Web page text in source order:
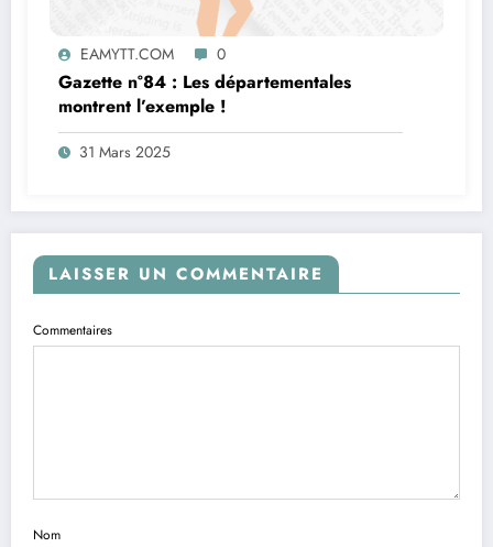
EAMYTT.COM 0
Gazette n°84 : Les départementales
montrent l’exemple !
31 Mars 2025
LAISSER UN COMMENTAIRE
Commentaires
Nom